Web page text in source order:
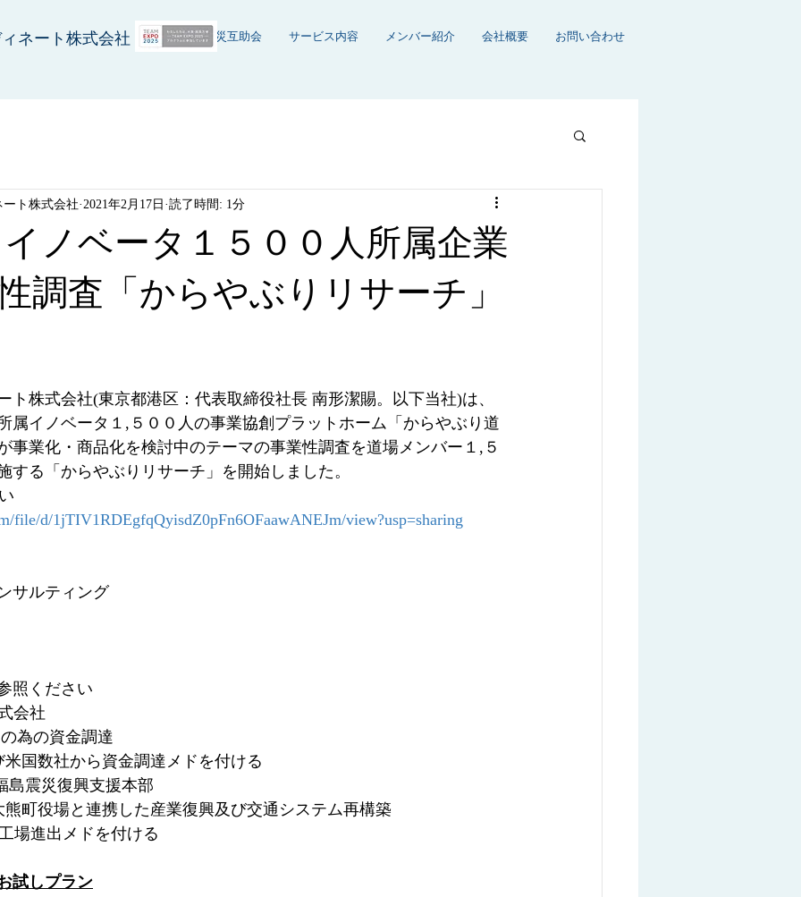
ネート株式会社 ホーム 防災互助会 サービス内容 メンバー紹介 会社概要 お問い合わせ
ノベータ１５００人所属企業
調査「からやぶりリサーチ」
ト株式会社 2021年2月17日 読了時間: 1分
ト株式会社(東京都港区：代表取締役社長 南形潔賜。以下当社)は、
属イノベータ１,５００人の事業協創プラットホーム「からやぶり道
事業化・商品化を検討中のテーマの事業性調査を道場メンバー１,５
する「からやぶりリサーチ」を開始しました。
file/d/1jTIV1RDEgfqQyisdZ0pFn6OFaawANEJm/view?usp=sharing
サルティング
照ください
会社
為の資金調達
数社から資金調達メドを付ける
島震災復興支援本部
役場と連携した産業復興及び交通システム再構築
工場進出メドを付ける
試しプラン